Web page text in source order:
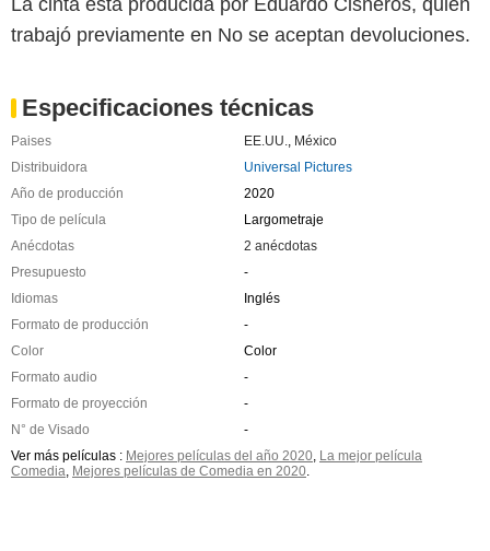
La cinta está producida por Eduardo Cisneros, quien
trabajó previamente en No se aceptan devoluciones.
Especificaciones técnicas
Paises EE.UU., México
Distribuidora
Universal Pictures
Año de producción
2020
Tipo de película
Largometraje
Anécdotas
2 anécdotas
Presupuesto
-
Idiomas
Inglés
Formato de producción
-
Color
Color
Formato audio
-
Formato de proyección
-
N° de Visado
-
Ver más películas : Mejores películas del año 2020, La mejor película
Comedia, Mejores películas de Comedia en 2020.